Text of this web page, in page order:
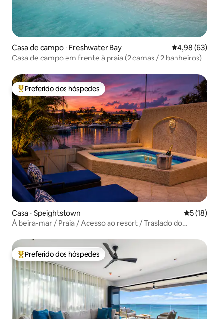
Casa de campo ⋅ Freshwater Bay 4,98 de uma
4,98 (63)
Casa de campo em frente à praia (2 camas / 2 banheiros)
Entre os melhores preferidos dos hóspedes
Preferido dos hóspedes
Casa ⋅ Speightstown 5 de uma
5 (18)
À beira-mar / Praia / Acesso ao resort / Traslado do
Entre os melhores preferidos dos hóspedes
Preferido dos hóspedes